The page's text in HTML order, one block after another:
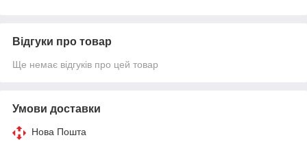
Відгуки про товар
Ще немає відгуків про цей товар
Умови доставки
Нова Пошта